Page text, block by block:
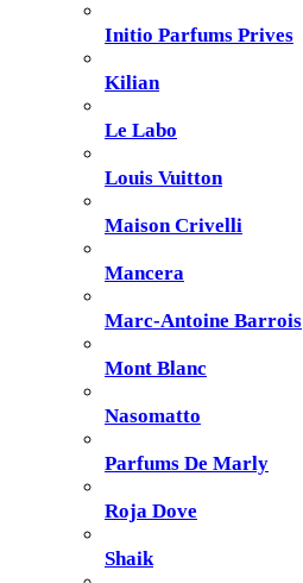
Initio Parfums Prives
Kilian
Le Labo
Louis Vuitton
Maison Crivelli
Mancera
Marc-Antoine Barrois
Mont Blanc
Nasomatto
Parfums De Marly
Roja Dove
Shaik